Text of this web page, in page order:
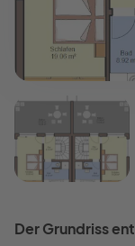
Der Grundriss